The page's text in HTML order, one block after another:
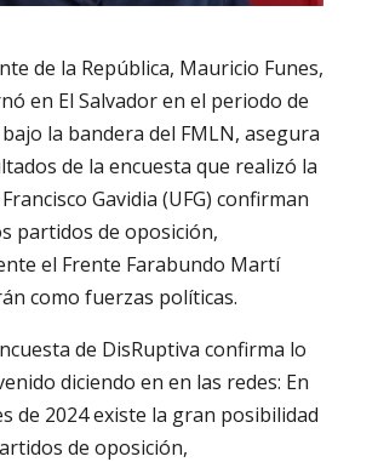
de la República, Mauricio Funes,
en El Salvador en el periodo de
bajo la bandera del FMLN, asegura
de la encuesta que realizó la
Gavidia (UFG) confirman
partidos de oposición,
el Frente Farabundo Martí
como fuerzas políticas.
de DisRuptiva confirma lo
diciendo en en las redes: En
de 2024 existe la gran posibilidad
de oposición,